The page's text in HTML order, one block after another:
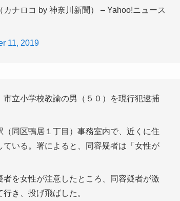
ナロコ by 神奈川新聞） – Yahoo!ニュース
11, 2019
立小学校教諭の男（５０）を現行犯逮捕
同区鴨居１丁目）事務室内で、近くに住
いる。署によると、同容疑者は「女性が
を女性が注意したところ、同容疑者が激
き、投げ飛ばした。